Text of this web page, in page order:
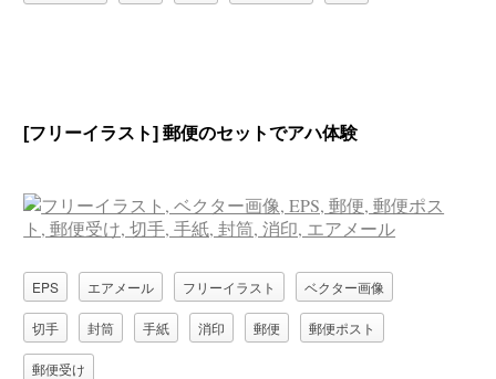
[フリーイラスト] 郵便のセットでアハ体験
EPS エアメール フリーイラスト ベクター画像
切手 封筒 手紙 消印 郵便 郵便ポスト
郵便受け